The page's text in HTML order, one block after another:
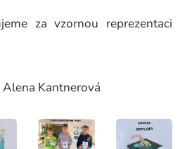
za vzornou reprezentaci